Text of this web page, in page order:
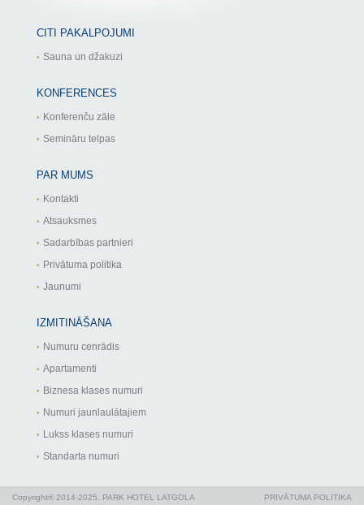
CITI PAKALPOJUMI
Sauna un džakuzi
KONFERENCES
Konferenču zāle
Semināru telpas
PAR MUMS
Kontakti
Atsauksmes
Sadarbības partnieri
Privātuma politika
Jaunumi
IZMITINĀŠANA
Numuru cenrādis
Apartamenti
Biznesa klases numuri
Numuri jaunlaulātajiem
Lukss klases numuri
Standarta numuri
PRIVĀTUMA POLITIKA
Copyright® 2014-2025. PARK HOTEL LATGOLA